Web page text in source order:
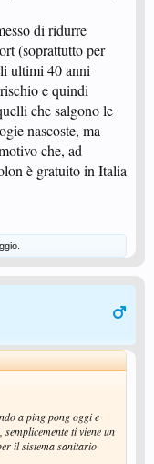
di ridurre
(soprattutto per
ultimi 40 anni
e quindi
che salgono le
nascoste, ma
che, ad
è gratuito in Italia
a ping pong oggi e
ti viene un
il sistema sanitario